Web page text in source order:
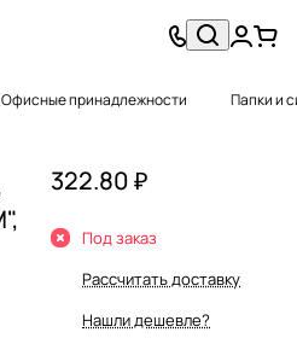
Офисные принадлежности Папки и
322.80 ₽
Под заказ
Рассчитать доставку
Нашли дешевле?